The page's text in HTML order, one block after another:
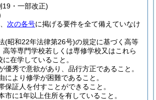
19・一部改正)
次の各号に掲げる要件を全て備えていなけ
(昭和22年法律第26号)の規定に基づく高等
高等専門学校若しくは専修学校又はこれら
に在学していること。
優秀で意欲があり、品行方正であること。
により修学が困難であること。
保証人を付すことができること。
市に1年以上住所を有していること。